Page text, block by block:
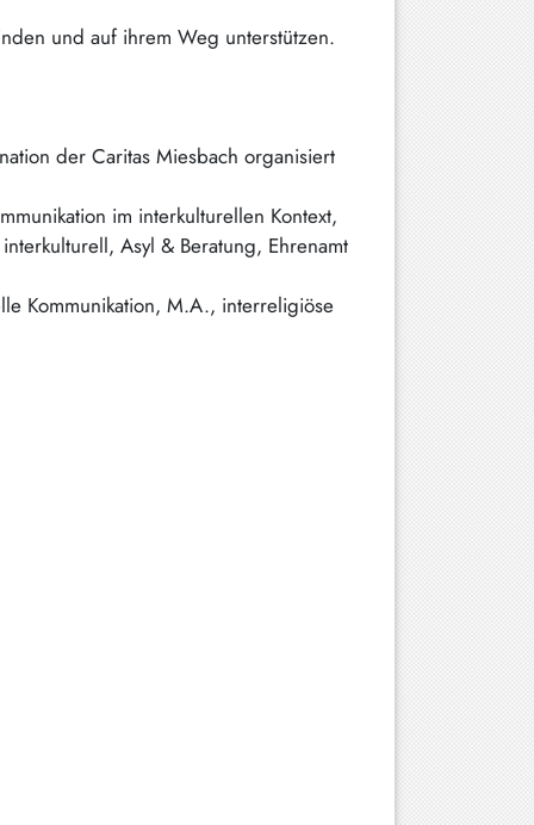
und auf ihrem Weg unterstützen.
der Caritas Miesbach organisiert
im interkulturellen Kontext,
Asyl & Beratung, Ehrenamt
Kommunikation, M.A., interreligiöse